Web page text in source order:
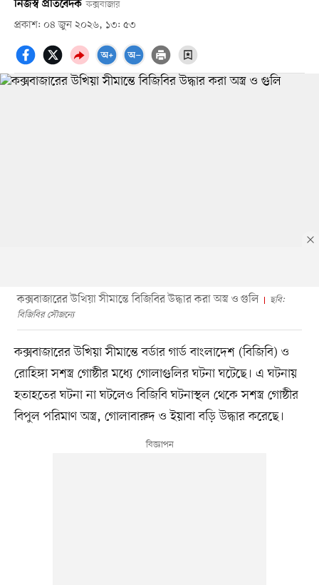
নিজস্ব প্রতিবেদক কক্সবাজার
প্রকাশ: ০৪ জুন ২০২৬, ১৩: ৫৩
কক্সবাজারের উখিয়া সীমান্তে বিজিবির উদ্ধার করা অস্ত্র ও গুলি
ছবি:
বিজিবির সৌজন্যে
কক্সবাজারের উখিয়া সীমান্তে বর্ডার গার্ড বাংলাদেশ (বিজিবি) ও
রোহিঙ্গা সশস্ত্র গোষ্ঠীর মধ্যে গোলাগুলির ঘটনা ঘটেছে। এ ঘটনায়
হতাহতের ঘটনা না ঘটলেও বিজিবি ঘটনাস্থল থেকে সশস্ত্র গোষ্ঠীর
বিপুল পরিমাণ অস্ত্র, গোলাবারুদ ও ইয়াবা বড়ি উদ্ধার করেছে।